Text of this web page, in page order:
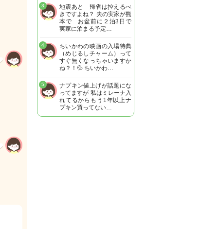
地震あと 帰省は控えるべ
きですよね？ 夫の実家が熊
本で お盆前に２泊3日で
実家に泊まる予定…
3
ちいかわの映画の入場特典
（めじるしチャーム）って
すぐ無くなっちゃいますか
ね？！💦 ちいかわ…
4
ナプキン値上げが話題にな
ってますが 私はミレーナ入
れてるからもう1年以上ナ
プキン買ってない…
5